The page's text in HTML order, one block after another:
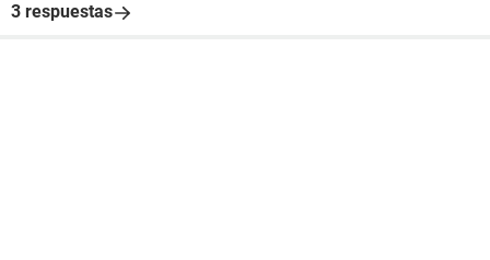
3 respuestas